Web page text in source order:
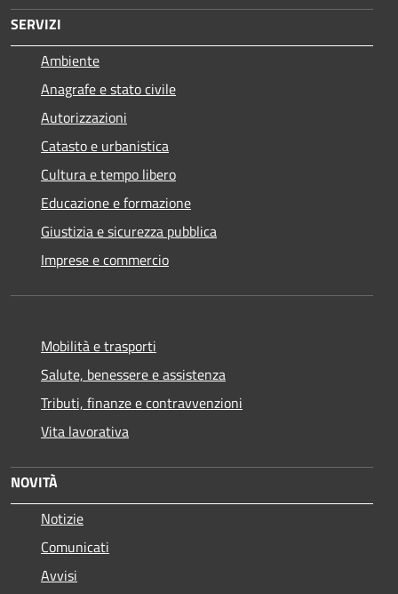
SERVIZI
Ambiente
Anagrafe e stato civile
Autorizzazioni
Catasto e urbanistica
Cultura e tempo libero
Educazione e formazione
Giustizia e sicurezza pubblica
Imprese e commercio
Mobilità e trasporti
Salute, benessere e assistenza
Tributi, finanze e contravvenzioni
Vita lavorativa
NOVITÀ
Notizie
Comunicati
Avvisi